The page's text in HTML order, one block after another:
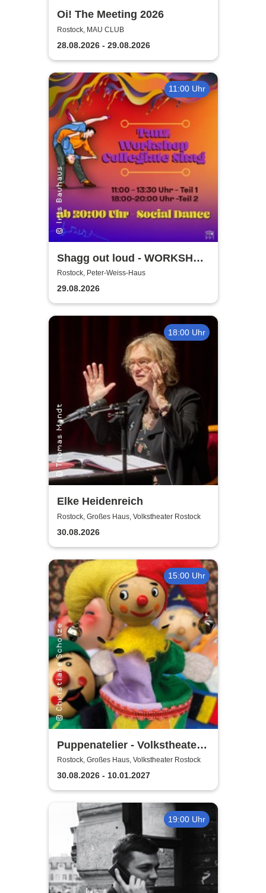
Oi! The Meeting 2026
Rostock, MAU CLUB
28.08.2026 - 29.08.2026
11:00 Uhr
Shagg out loud - WORKSHOP
+ Social Dance | Peter Weiss
Haus Rostock
Rostock, Peter-Weiss-Haus
29.08.2026
18:00 Uhr
Elke Heidenreich
Rostock, Großes Haus, Volkstheater Rostock
30.08.2026
15:00 Uhr
Puppenatelier - Volkstheater
Rostock
Rostock, Großes Haus, Volkstheater Rostock
30.08.2026 - 10.01.2027
19:00 Uhr